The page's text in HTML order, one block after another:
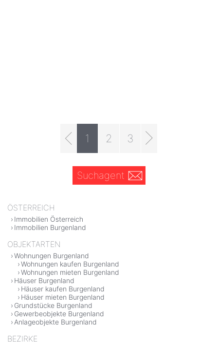
1 2 3
Suchagent
ÖSTERREICH
Immobilien Österreich
Immobilien Burgenland
OBJEKTARTEN
Wohnungen Burgenland
Wohnungen kaufen Burgenland
Wohnungen mieten Burgenland
Häuser Burgenland
Häuser kaufen Burgenland
Häuser mieten Burgenland
Grundstücke Burgenland
Gewerbeobjekte Burgenland
Anlageobjekte Burgenland
BEZIRKE